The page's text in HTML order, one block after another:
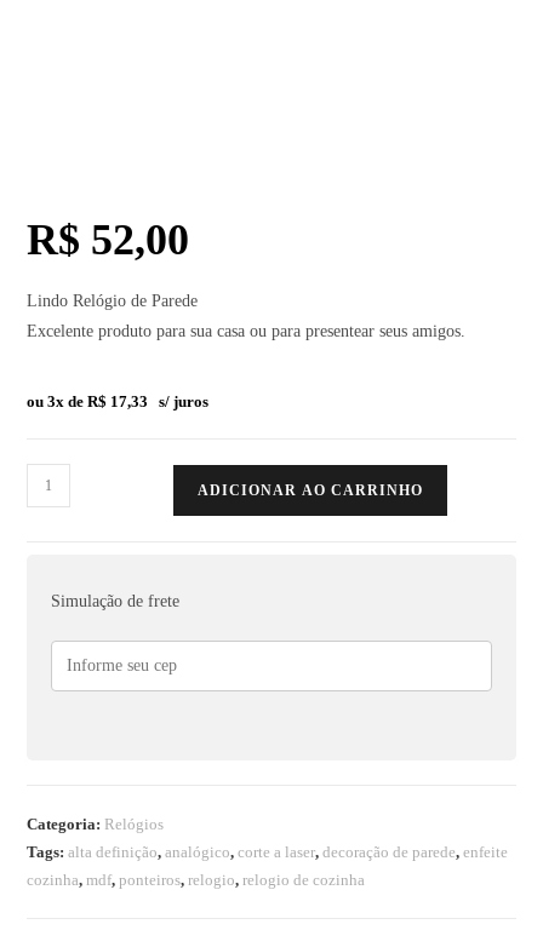
R$ 52,00
Lindo Relógio de Parede
Excelente produto para sua casa ou para presentear seus amigos.
ou 3x deR$ 17,33 s/ juros
ADICIONAR AO CARRINHO
Simulação de frete
Categoria: Relógios
Tags:alta definição,analógico,corte a laser,decoração de parede,enfeite
cozinha,mdf,ponteiros,relogio,relogio de cozinha